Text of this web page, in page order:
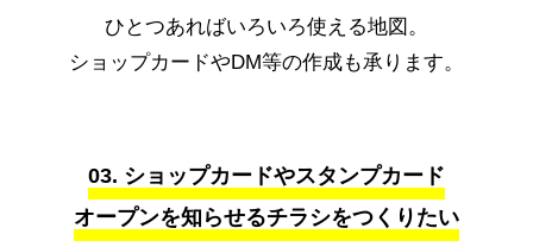
ひとつあればいろいろ使える地図。
ショップカードやDM等の作成も承ります。
03. ショップカードやスタンプカード
オープンを知らせるチラシをつくりたい